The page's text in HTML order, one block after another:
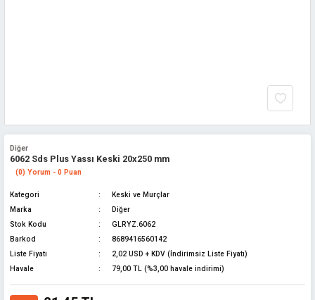
Diğer
6062 Sds Plus Yassı Keski 20x250 mm
(0) Yorum - 0 Puan
Kategori
Keski ve Murçlar
Marka
Diğer
Stok Kodu
GLRYZ.6062
Barkod
8689416560142
Liste Fiyatı
2,02 USD + KDV (İndirimsiz Liste Fiyatı)
Havale
79,00 TL (%3,00 havale indirimi)